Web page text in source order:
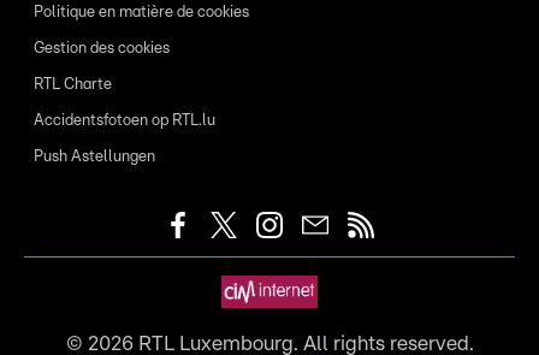
Politique en matière de cookies
Gestion des cookies
RTL Charte
Accidentsfotoen op RTL.lu
Push Astellungen
© 2026RTL Luxembourg. All rights reserved.